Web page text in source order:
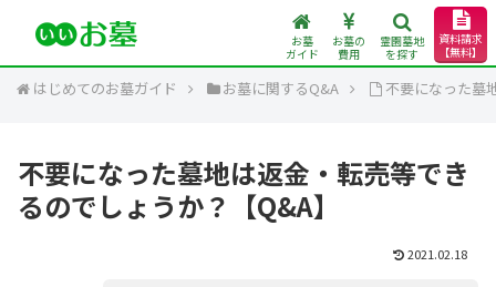
お墓
ガイド
お墓の
費用
霊園墓地
を探す
資料請求
【無料】
はじめてのお墓ガイド お墓に関するQ&A 不要になった墓
不要になった墓地は返金・転売等でき
るのでしょうか？【Q&A】
2021.02.18